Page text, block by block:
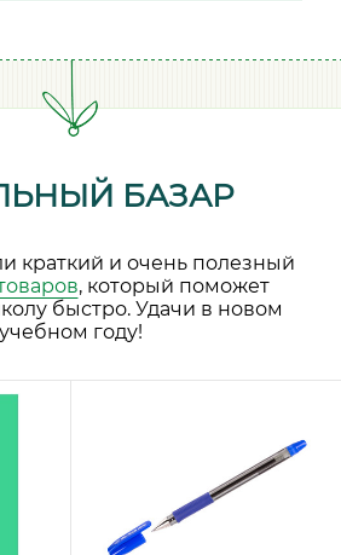
БАЗАР
краткий и очень полезный
, который поможет
быстро. Удачи в новом
учебном году!